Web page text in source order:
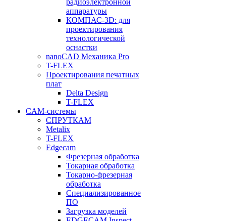
радиоэлектронной
аппаратуры
КОМПАС-3D: для
проектирования
технологической
оснастки
nanoCAD Механика Pro
T-FLEX
Проектирования печатных
плат
Delta Design
T-FLEX
CAM-системы
СПРУТКAM
Metalix
T-FLEX
Edgecam
Фрезерная обработка
Токарная обработка
Токарно-фрезерная
обработка
Специализированное
ПО
Загрузка моделей